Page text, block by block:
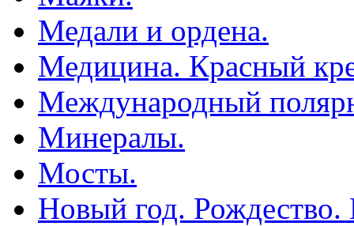
Медали и ордена.
Медицина. Красный
Международный
Минералы.
Мосты.
Новый год. Рождество.